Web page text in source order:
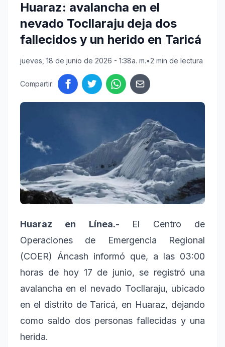
Huaraz: avalancha en el
nevado Tocllaraju deja dos
fallecidos y un herido en Taricá
jueves, 18 de junio de 2026 - 1:38a. m.•2 min de lectura
Compartir:
Huaraz en Línea.- El Centro de
Operaciones de Emergencia Regional
(COER) Áncash informó que, a las 03:00
horas de hoy 17 de junio, se registró una
avalancha en el nevado Tocllaraju, ubicado
en el distrito de Taricá, en Huaraz, dejando
como saldo dos personas fallecidas y una
herida.